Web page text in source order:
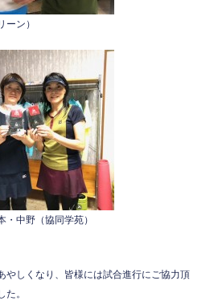
ン）
中野（協同学苑）
やしくなり、皆様には試合進行にご協力頂
た。